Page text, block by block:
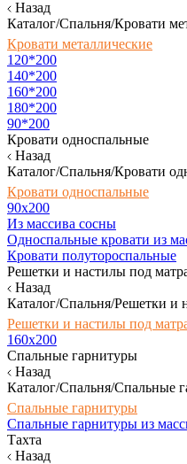
Назад
Каталог/Спальня/Кровати
Кровати металлические
120*200
140*200
160*200
180*200
90*200
Кровати односпальные
Назад
Каталог/Спальня/Кровати
Кровати односпальные
90х200
Из массива сосны
Односпальные кровати из
Кровати полутороспальные
Решетки и настилы под
Назад
Каталог/Спальня/Решетки и
Решетки и настилы под
160х200
Спальные гарнитуры
Назад
Каталог/Спальня/Спальные
Спальные гарнитуры
Спальные гарнитуры из
Тахта
Назад